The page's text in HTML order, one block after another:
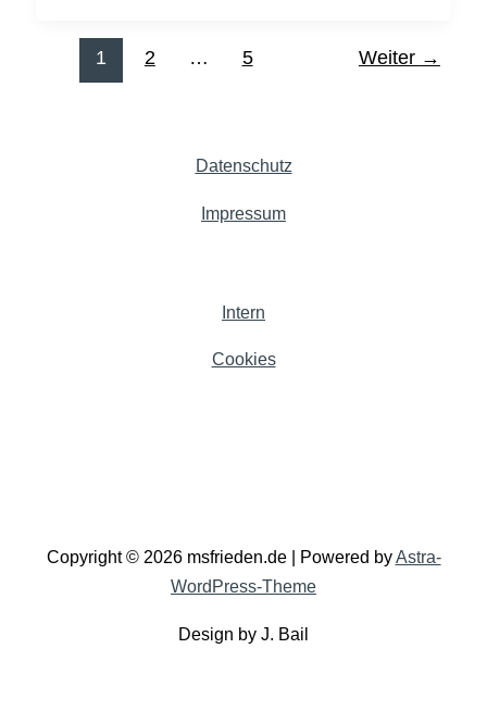
1 2 … 5 Weiter →
Datenschutz
Impressum
Intern
Cookies
Copyright © 2026 msfrieden.de | Powered byAstra-
WordPress-Theme
Design by J. Bail